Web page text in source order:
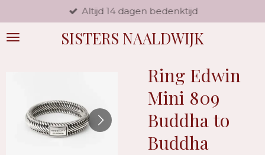
direct
naar
SISTERS NAALDWIJK
Altijd 14 dagen bedenktijd
Ring Edwin
Mini 809
Buddha to
Buddha